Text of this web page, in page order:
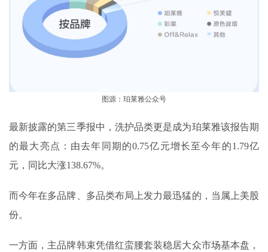
图源：珀莱雅公众号
最新披露的第三季报中，洗护品类更是成为珀莱雅该报告期
的最大亮点：由去年同期的0.75亿元增长至今年的1.79亿
元，同比大涨138.67%。
而今年在多品牌、多品类布局上发力最迅猛的，当属上美股
份。
一方面，主品牌韩束凭借红蛮腰套装稳居大众市场基本盘，